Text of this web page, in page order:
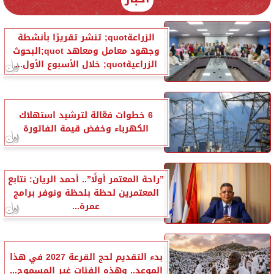
الزراعةquot; تنشر تقريرًا بأنشطة
وجهود معامل ومعاهد quot;البحوث
الزراعيةquot; خلال الأسبوع الأول...
6 خطوات فعّالة لترشيد استهلاك
الكهرباء وخفض قيمة الفاتورة
”راحة المعتمر أولًا”.. أحمد الريان: نتابع
المعتمرين لحظة بلحظة ونوفر برامج
عمرة...
بدء التقديم لحج القرعة 2027 في هذا
الموعد.. وهذه الفئات غير المسموح...